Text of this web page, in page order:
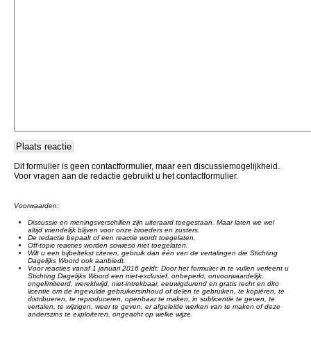
Dit formulier is geen contactformulier, maar een discussiemogelijkheid.
Voor vragen aan de redactie gebruikt u het contactformulier.
Voorwaarden:
Discussie en meningsverschillen zijn uiteraard toegestaan. Maar laten we wel
altijd vriendelijk blijven voor onze broeders en zusters.
De redactie bepaalt of een reactie wordt toegelaten.
Off-topic reacties worden sowieso niet toegelaten.
Wilt u een bijbeltekst citeren, gebruik dan één van de vertalingen die Stichting
Dagelijks Woord ook aanbiedt.
Voor reacties vanaf 1 januari 2016 geldt: Door het formulier in te vullen verleent u
Stichting Dagelijks Woord een niet-exclusief, onbeperkt, onvoorwaardelijk,
ongelimiteerd, wereldwijd, niet-intrekbaar, eeuwigdurend en gratis recht en dito
licentie om de ingevulde gebruikersinhoud of delen te gebruiken, te kopiëren, te
distribueren, te reproduceren, openbaar te maken, in sublicentie te geven, te
vertalen, te wijzigen, weer te geven, er afgeleide werken van te maken of deze
anderszins te exploiteren, ongeacht op welke wijze.